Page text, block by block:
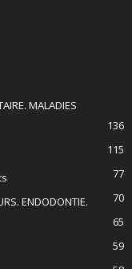
MALADIES
136
115
77
ENDODONTIE.
70
65
59